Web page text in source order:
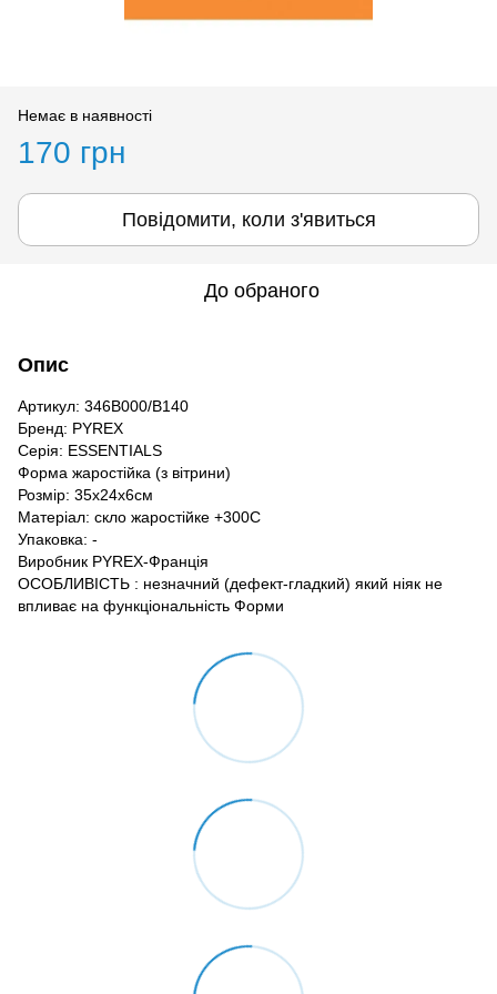
Немає в наявності
170 грн
Повідомити, коли з'явиться
До обраного
Опис
Артикул: 346B000/B140
Бренд: PYREX
Серія: ESSENTIALS
Форма жаростійка (з вітрини)
Розмір: 35х24х6см
Матеріал: скло жаростійке +300С
Упаковка: -
Виробник PYREX-Франція
ОСОБЛИВІСТЬ : незначний (дефект-гладкий) який ніяк не
впливає на функціональність Форми